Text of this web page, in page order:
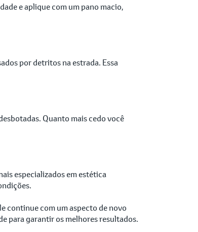
e aplique com um pano macio,
por detritos na estrada. Essa
Quanto mais cedo você
especializados em estética
continue com um aspecto de novo
para garantir os melhores resultados.